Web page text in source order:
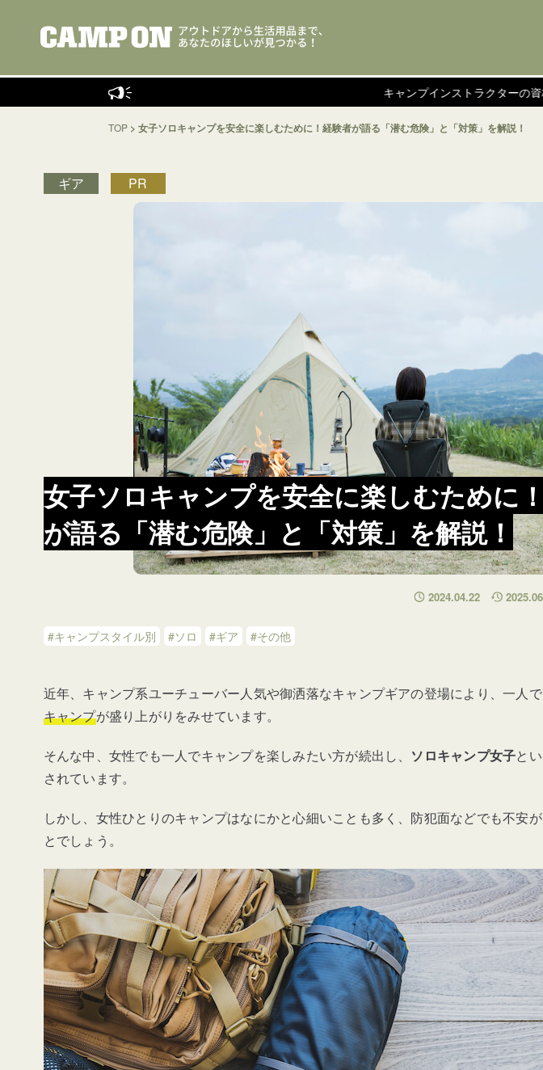
キャンプインストラクターの資格を持つス
TOP >女子ソロキャンプを安全に楽しむために！経験者が語る「潜む危険」と「対策」を解説！
ギア PR
女子ソロキャンプを安全に楽しむために
が語る「潜む危険」と「対策」を解説！
2024.04.22
#キャンプスタイル別 #ソロ #ギア #その他
近年、キャンプ系ユーチューバー人気や御洒落なキャンプギアの登場により、一人
キャンプが盛り上がりをみせています。
そんな中、女性でも一人でキャンプを楽しみたい方が続出し、 ソロキャンプ女子と
されています。
しかし、女性ひとりのキャンプはなにかと心細いことも多く、防犯面などでも不安
とでしょう。